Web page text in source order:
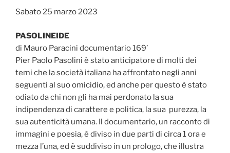
Sabato 25 marzo 2023
PASOLINEIDE
di Mauro Paracini documentario 169’
Pier Paolo Pasolini è stato anticipatore di molti dei
temi che la società italiana ha affrontato negli anni
seguenti al suo omicidio, ed anche per questo è stato
odiato da chi non gli ha mai perdonato la sua
indipendenza di carattere e politica, la sua purezza, la
sua autenticità umana. Il documentario, un racconto di
immagini e poesia, è diviso in due parti di circa 1 ora e
mezza l’una, ed è suddiviso in un prologo, che illustra